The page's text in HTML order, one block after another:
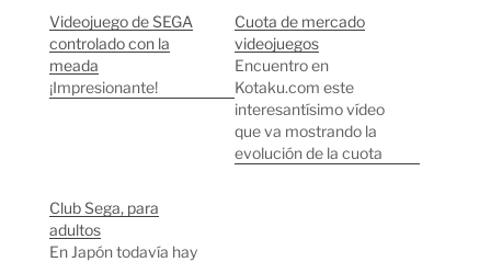
Videojuego de SEGA
controlado con la
meada
¡Impresionante!
Cuota de mercado
videojuegos
Encuentro en
Kotaku.com este
interesantísimo vídeo
que va mostrando la
evolución de la cuota
Club Sega, para
adultos
En Japón todavía hay